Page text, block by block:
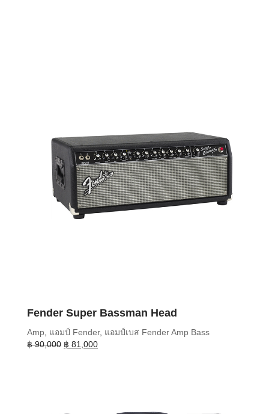
Fender Super Bassman Head
Amp แอมป์ Fender, แอมป์เบส Fender Amp Bass
฿90,000 Original
฿ 81,000Current